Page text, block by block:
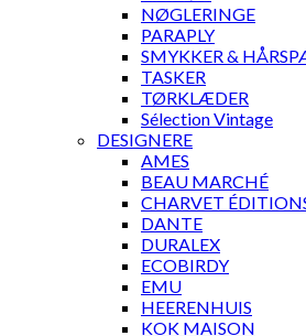
NØGLERINGE
PARAPLY
SMYKKER &
TASKER
TØRKLÆDER
Sélection Vintage
DESIGNERE
AMES
BEAU MARCHÉ
CHARVET
DANTE
DURALEX
ECOBIRDY
EMU
HEERENHUIS
KOK MAISON